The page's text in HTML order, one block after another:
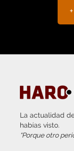
La actualidad
habías visto.
“Porque otro